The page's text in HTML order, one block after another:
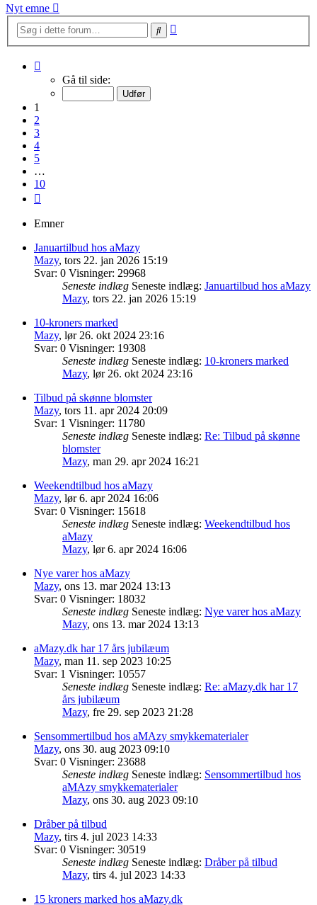
Nyt emne
Søg
Gå til side:
1
2
3
4
5
…
10
Emner
Januartilbud hos aMazy
Mazy, tors 22. jan 2026 15:19
Svar: 0 Visninger: 29968
Seneste indlæg Seneste indlæg: Januartilbud hos aMazy
Mazy, tors 22. jan 2026 15:19
10-kroners marked
Mazy, lør 26. okt 2024 23:16
Svar: 0 Visninger: 19308
Seneste indlæg Seneste indlæg: 10-kroners marked
Mazy, lør 26. okt 2024 23:16
Tilbud på skønne blomster
Mazy, tors 11. apr 2024 20:09
Svar: 1 Visninger: 11780
Seneste indlæg Seneste indlæg: Re: Tilbud på skønne
blomster
Mazy, man 29. apr 2024 16:21
Weekendtilbud hos aMazy
Mazy, lør 6. apr 2024 16:06
Svar: 0 Visninger: 15618
Seneste indlæg Seneste indlæg: Weekendtilbud hos
aMazy
Mazy, lør 6. apr 2024 16:06
Nye varer hos aMazy
Mazy, ons 13. mar 2024 13:13
Svar: 0 Visninger: 18032
Seneste indlæg Seneste indlæg: Nye varer hos aMazy
Mazy, ons 13. mar 2024 13:13
aMazy.dk har 17 års jubilæum
Mazy, man 11. sep 2023 10:25
Svar: 1 Visninger: 10557
Seneste indlæg Seneste indlæg: Re: aMazy.dk har 17
års jubilæum
Mazy, fre 29. sep 2023 21:28
Sensommertilbud hos aMAzy smykkematerialer
Mazy, ons 30. aug 2023 09:10
Svar: 0 Visninger: 23688
Seneste indlæg Seneste indlæg: Sensommertilbud hos
aMAzy smykkematerialer
Mazy, ons 30. aug 2023 09:10
Dråber på tilbud
Mazy, tirs 4. jul 2023 14:33
Svar: 0 Visninger: 30519
Seneste indlæg Seneste indlæg: Dråber på tilbud
Mazy, tirs 4. jul 2023 14:33
15 kroners marked hos aMazy.dk